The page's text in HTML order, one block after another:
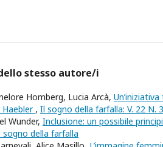
stesso autore/i
Homberg, Lucia Arcà,
, Il sogno della farfalla: V. 22 N.
Wunder, Inclusione: un possibile
sogno della farfalla